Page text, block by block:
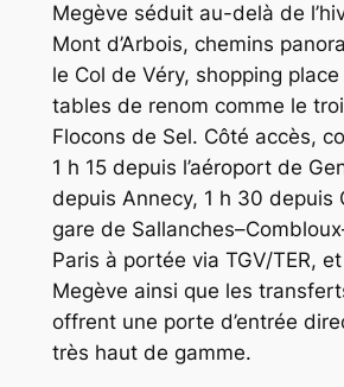
Megève séduit au-delà de
Mont d’Arbois, chemins
le Col de Véry, shopping place
tables de renom comme le
Flocons de Sel. Côté accès,
1 h 15 depuis l’aéroport de
depuis Annecy, 1 h 30 depuis
gare de
Paris à portée via TGV/TER,
Megève ainsi que les
offrent une porte d’entrée
très haut de gamme.